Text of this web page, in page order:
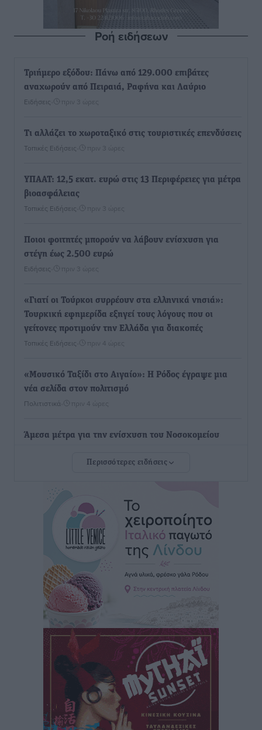
Ροή ειδήσεων
Τριήμερο εξόδου: Πάνω από 129.000 επιβάτες
αναχωρούν από Πειραιά, Ραφήνα και Λαύριο
Ειδήσεις πριν 3 ώρες
Τι αλλάζει το χωροταξικό στις τουριστικές επενδύσεις
Τοπικές Ειδήσεις πριν 3 ώρες
ΥΠΑΑΤ: 12,5 εκατ. ευρώ στις 13 Περιφέρειες για μέτρα
βιοασφάλειας
Τοπικές Ειδήσεις πριν 3 ώρες
Ποιοι φοιτητές μπορούν να λάβουν ενίσχυση για
στέγη έως 2.500 ευρώ
Ειδήσεις πριν 3 ώρες
«Γιατί οι Τούρκοι συρρέουν στα ελληνικά νησιά»:
Τουρκική εφημερίδα εξηγεί τους λόγους που οι
γείτονες προτιμούν την Ελλάδα για διακοπές
Τοπικές Ειδήσεις πριν 4 ώρες
«Μουσικό Ταξίδι στο Αιγαίο»: Η Ρόδος έγραψε μια
νέα σελίδα στον πολιτισμό
Πολιτιστικά πριν 4 ώρες
Άμεσα μέτρα για την ενίσχυση του Νοσοκομείου
ανακοίνωσε ο Άδωνις Γεωργιάδης
Iατρικός Σύλλογος Ροδου προς Α. Γεωργιάδη:
Στρατηγικές Προτάσεις για την Ενίσχυση της
Δημόσιας Υγείας στη Νησιωτική Ελλάδα και στα
Νοσοκομεία της Γ΄ Ζώνης
Τοπικές Ειδήσεις πριν 4 ώρες
Πάνθηρες: Ξεκίνησαν αισιόδοξοι για την παρθενική
“πτήση” τους
Αθλητικά• πριν 4 ώρες
Άρης Αρχαγγέλου: Στο πλευρό του άτυχου Ιάκωβου
πριν 5 ώρες
Φοίβος: Η μεγάλη επιστροφή του Μπρένο Σαλβατιέρα
Περισσότερες ειδήσεις